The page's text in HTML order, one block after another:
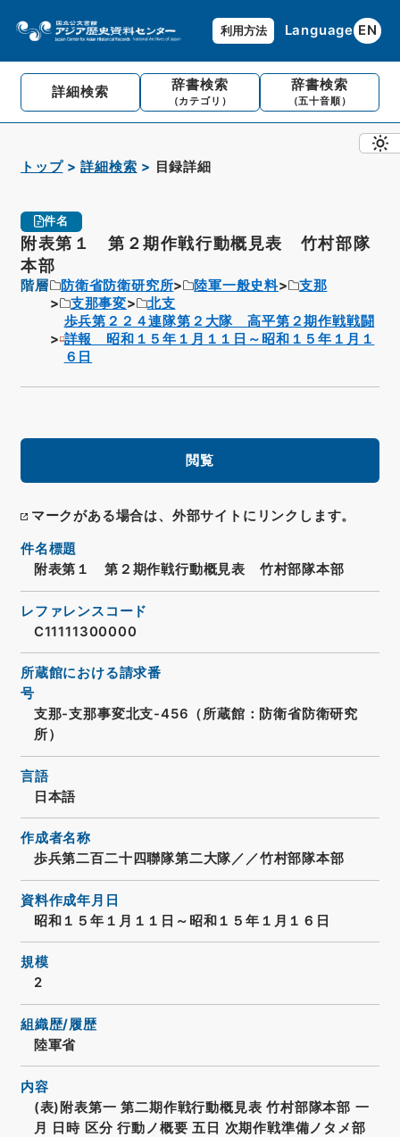
利用方法 Language EN
詳細検索 辞書検索
（カテゴリ）
辞書検索
（五十音順）
トップ 詳細検索 目録詳細
件名
附表第１ 第２期作戦行動概見表 竹村部隊
本部
階層 防衛省防衛研究所 陸軍一般史料
支那
支那事変
北支
歩兵第２２４連隊第２大隊 高平第２期作戦戦闘
詳報 昭和１５年１月１１日～昭和１５年１月１
６日
閲覧
マークがある場合は、外部サイトにリンクします。
件名標題
附表第１ 第２期作戦行動概見表 竹村部隊本部
レファレンスコード
C11111300000
所蔵館における請求番
号
支那-支那事変北支-456（所蔵館：防衛省防衛研究
所）
言語
日本語
作成者名称
歩兵第二百二十四聯隊第二大隊／／竹村部隊本部
資料作成年月日
昭和１５年１月１１日～昭和１５年１月１６日
規模
2
組織歴/履歴
陸軍省
内容
(表)附表第一 第二期作戦行動概見表 竹村部隊本部 一
月 日時 区分 行動ノ概要 五日 次期作戦準備ノタメ部